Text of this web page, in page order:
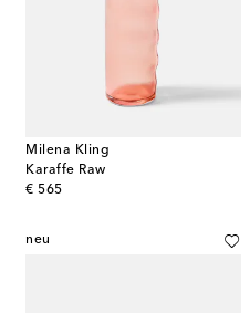
Milena Kling
Karaffe Raw
€ 565
original price
neu